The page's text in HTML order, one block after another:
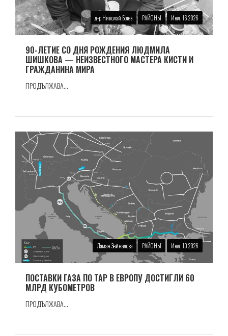
д-р Николай Ботев РАЙОНЫ Июл. 16 2026
90-ЛЕТИЕ СО ДНЯ РОЖДЕНИЯ ЛЮДМИЛА
ШИШКОВА — НЕИЗВЕСТНОГО МАСТЕРА КИСТИ И
ГРАЖДАНИНА МИРА
ПРОДЪЛЖАВА...
Ляман Зейналова РАЙОНЫ Июл. 10 2026
ПОСТАВКИ ГАЗА ПО TAP В ЕВРОПУ ДОСТИГЛИ 60
МЛРД КУБОМЕТРОВ
ПРОДЪЛЖАВА...